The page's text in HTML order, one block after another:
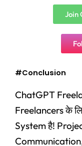
Join
#Conclusion
ChatGPT
Freelancers के
System है!